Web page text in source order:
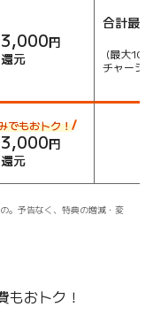
）
円
還元
合計最大
(最大
チャージ
でもおトク！
円
還元
。予告なく、特典の増減・変
もおトク！